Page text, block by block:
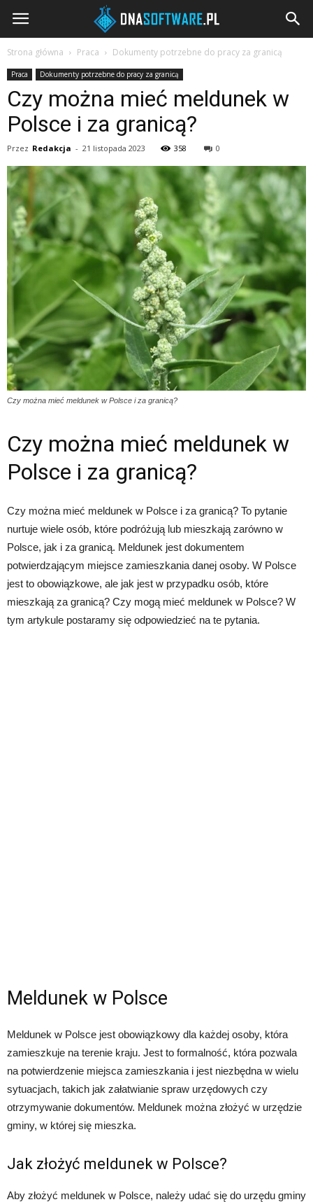
DNAsoftware.pl
Strona główna Praca Dokumenty potrzebne do pracy za granicą
Praca Dokumenty potrzebne do pracy za granicą
Czy można mieć meldunek w
Polsce i za granicą?
Przez Redakcja - 21 listopada 2023 358 0
Czy można mieć meldunek w Polsce i za granicą?
Czy można mieć meldunek w
Polsce i za granicą?
Czy można mieć meldunek w Polsce i za granicą? To pytanie
nurtuje wiele osób, które podróżują lub mieszkają zarówno w
Polsce, jak i za granicą. Meldunek jest dokumentem
potwierdzającym miejsce zamieszkania danej osoby. W Polsce
jest to obowiązkowe, ale jak jest w przypadku osób, które
mieszkają za granicą? Czy mogą mieć meldunek w Polsce? W
tym artykule postaramy się odpowiedzieć na te pytania.
Meldunek w Polsce
Meldunek w Polsce jest obowiązkowy dla każdej osoby, która
zamieszkuje na terenie kraju. Jest to formalność, która pozwala
na potwierdzenie miejsca zamieszkania i jest niezbędna w wielu
sytuacjach, takich jak załatwianie spraw urzędowych czy
otrzymywanie dokumentów. Meldunek można złożyć w urzędzie
gminy, w której się mieszka.
Jak złożyć meldunek w Polsce?
Aby złożyć meldunek w Polsce, należy udać się do urzędu gminy